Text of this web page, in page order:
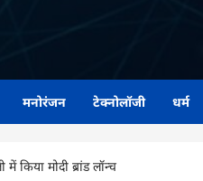
मनोरंजन टेक्नोलॉजी धर्म
किया मोदी ब्रांड लॉन्च